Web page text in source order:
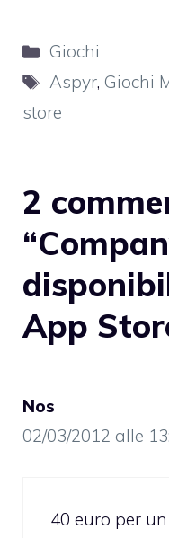
Categorie
Giochi
Tag
Aspyr, Giochi
store
2
App
Nos
02/03/2012 alle
40 euro per